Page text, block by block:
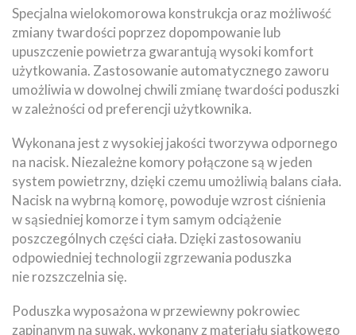
Specjalna wielokomorowa konstrukcja oraz możliwość
zmiany twardości poprzez dopompowanie lub
upuszczenie powietrza gwarantują wysoki komfort
użytkowania. Zastosowanie automatycznego zaworu
umożliwia w dowolnej chwili zmianę twardości poduszki
w zależności od preferencji użytkownika.
Wykonana jest z wysokiej jakości tworzywa odpornego
na nacisk. Niezależne komory połączone są w jeden
system powietrzny, dzięki czemu umożliwią balans ciała.
Nacisk na wybrną komorę, powoduje wzrost ciśnienia
w sąsiedniej komorze i tym samym odciążenie
poszczególnych części ciała. Dzięki zastosowaniu
odpowiedniej technologii zgrzewania poduszka
nie rozszczelnia się.
Poduszka wyposażona w przewiewny pokrowiec
zapinanym na suwak, wykonany z materiału siatkowego